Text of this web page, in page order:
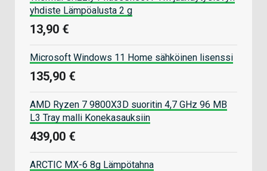
yhdiste Lämpöalusta 2 g
13,90 €
Microsoft Windows 11 Home sähköinen lisenssi
135,90 €
AMD Ryzen 7 9800X3D suoritin 4,7 GHz 96 MB
L3 Tray malli Konekasauksiin
439,00 €
ARCTIC MX-6 8g Lämpötahna